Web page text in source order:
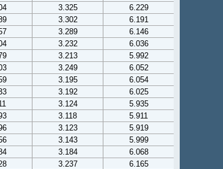
3.325
6.229
3.302
6.191
3.289
6.146
3.232
6.036
3.213
5.992
3.249
6.052
3.195
6.054
3.192
6.025
3.124
5.935
3.118
5.911
3.123
5.919
3.143
5.999
3.184
6.068
3.237
6.165